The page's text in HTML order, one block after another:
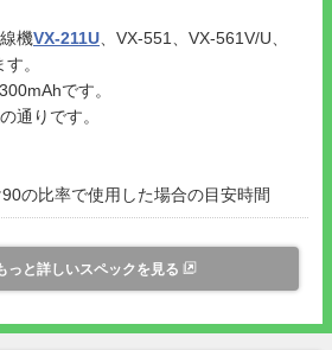
機VX-211U 、VX-551、VX-561V/U、
。
です。
通りです。
の比率で使用した場合の目安時間
っと詳しいスペックを見る